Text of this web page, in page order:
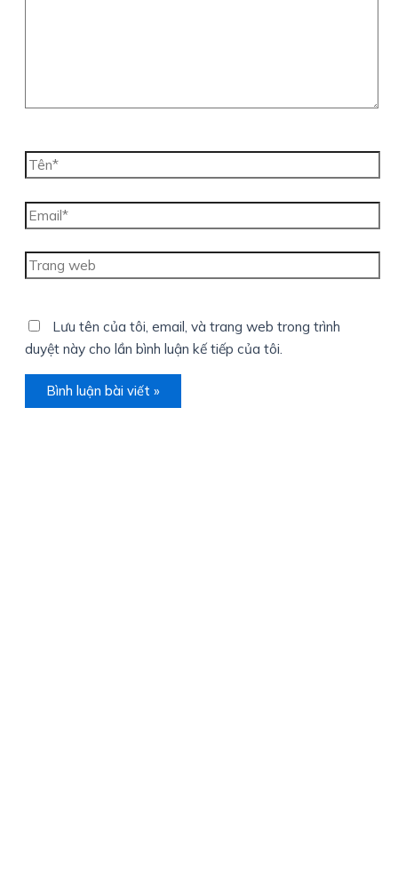
Tên*
Email*
Trang
web
Lưu tên của tôi, email, và trang web trong trình
duyệt này cho lần bình luận kế tiếp của tôi.